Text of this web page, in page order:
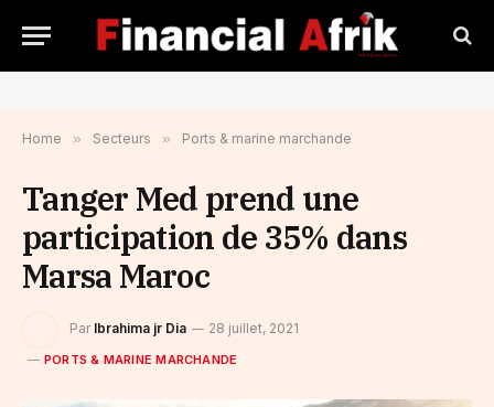
Home » Secteurs » Ports & marine marchande
Tanger Med prend une
participation de 35% dans
Marsa Maroc
Par Ibrahima jr Dia 28 juillet, 2021
PORTS & MARINE MARCHANDE